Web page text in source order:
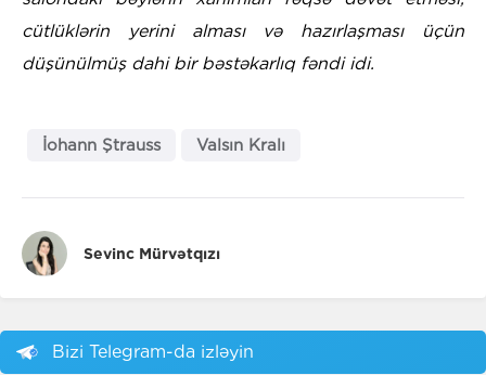
cütlüklərin yerini alması və hazırlaşması üçün
düşünülmüş dahi bir bəstəkarlıq fəndi idi.
İohann Ştrauss Valsın Kralı
Sevinc Mürvətqızı
Bizi Telegram-da izləyin